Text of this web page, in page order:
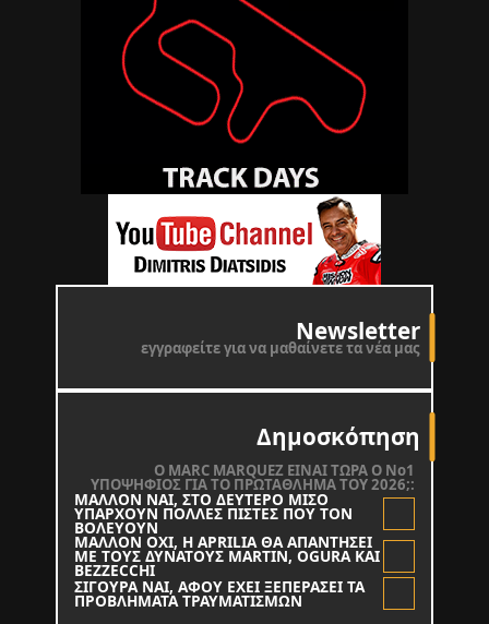
Newsletter
εγγραφείτε για να μαθαίνετε τα νέα μας
Δημοσκόπηση
O MARC MARQUEZ ΕΙΝΑΙ ΤΩΡΑ Ο Νο1
ΥΠΟΨΗΦΙΟΣ ΓΙΑ ΤΟ ΠΡΩΤΑΘΛΗΜΑ ΤΟΥ 2026;:
ΜΑΛΛΟΝ ΝΑΙ, ΣΤΟ ΔΕΥΤΕΡΟ ΜΙΣΟ
ΥΠΑΡΧΟΥΝ ΠΟΛΛΕΣ ΠΙΣΤΕΣ ΠΟΥ ΤΟΝ
ΒΟΛΕΥΟΥΝ
ΜΑΛΛΟΝ ΟΧΙ, Η APRILIA ΘΑ ΑΠΑΝΤΗΣΕΙ
ΜΕ ΤΟΥΣ ΔΥΝΑΤΟΥΣ MARTIN, OGURA KAI
BEZZECCHI
ΣΙΓΟΥΡΑ ΝΑΙ, ΑΦΟΥ ΕΧΕΙ ΞΕΠΕΡΑΣΕΙ ΤΑ
ΠΡΟΒΛΗΜΑΤΑ ΤΡΑΥΜΑΤΙΣΜΩΝ